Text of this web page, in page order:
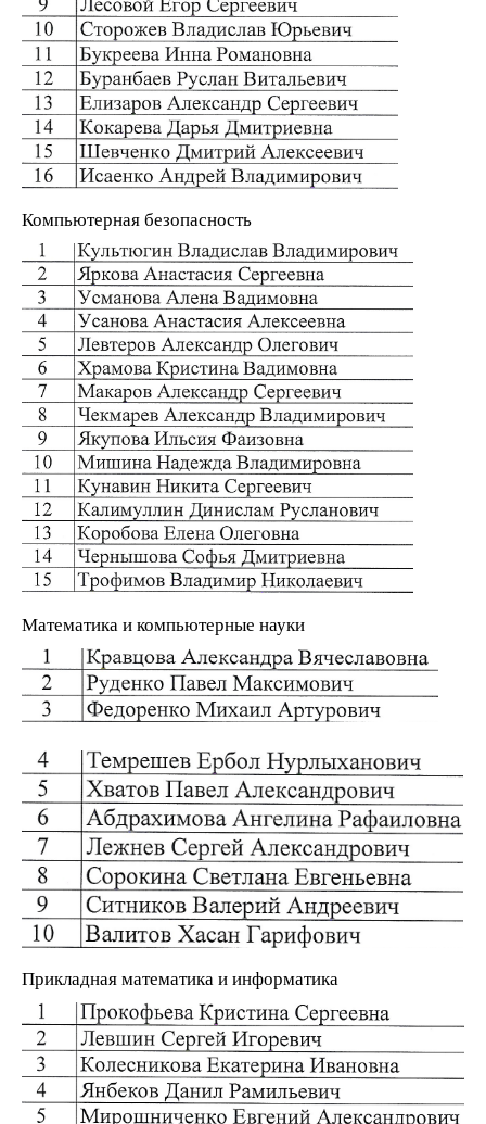
Компьютерная безопасность
Математика и компьютерные науки
Прикладная математика и информатика